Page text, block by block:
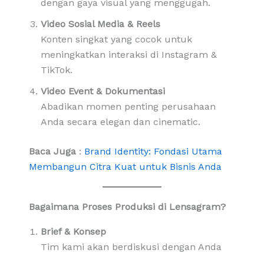
dengan gaya visual yang menggugah.
Video Sosial Media & Reels
Konten singkat yang cocok untuk
meningkatkan interaksi di Instagram &
TikTok.
Video Event & Dokumentasi
Abadikan momen penting perusahaan
Anda secara elegan dan cinematic.
Baca Juga: Brand Identity: Fondasi Utama
Membangun Citra Kuat untuk Bisnis Anda
Bagaimana Proses Produksi di Lensagram?
Brief & Konsep
Tim kami akan berdiskusi dengan Anda